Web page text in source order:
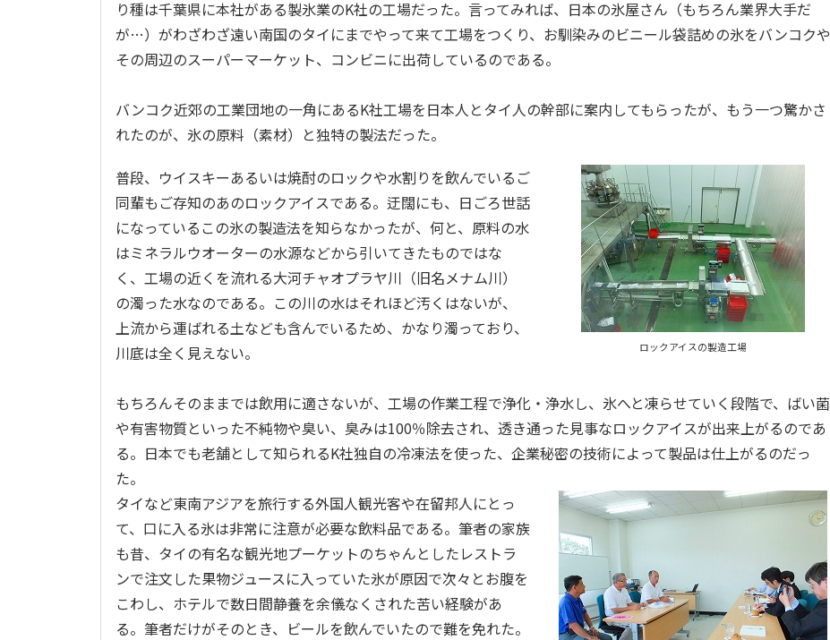
り種は千葉県に本社がある製氷業のK社の工場だった。言ってみれば、日本の氷屋さん（もちろん業界大手だ
が…）がわざわざ遠い南国のタイにまでやって来て工場をつくり、お馴染みのビニール袋詰めの氷をバンコクや
その周辺のスーパーマーケット、コンビニに出荷しているのである。
バンコク近郊の工業団地の一角にあるK社工場を日本人とタイ人の幹部に案内してもらったが、もう一つ驚かさ
れたのが、氷の原料（素材）と独特の製法だった。
ロックアイスの製造工場
普段、ウイスキーあるいは焼酎のロックや水割りを飲んでいるご
同輩もご存知のあのロックアイスである。迂闊にも、日ごろ世話
になっているこの氷の製造法を知らなかったが、何と、原料の水
はミネラルウオーターの水源などから引いてきたものではな
く、工場の近くを流れる大河チャオプラヤ川（旧名メナム川）
の濁った水なのである。この川の水はそれほど汚くはないが、
上流から運ばれる土なども含んでいるため、かなり濁っており、
川底は全く見えない。
もちろんそのままでは飲用に適さないが、工場の作業工程で浄化・浄水し、氷へと凍らせていく段階で、ばい菌
や有害物質といった不純物や臭い、臭みは100％除去され、透き通った見事なロックアイスが出来上がるのであ
る。日本でも老舗として知られるK社独自の冷凍法を使った、企業秘密の技術によって製品は仕上がるのだっ
た。
タイなど東南アジアを旅行する外国人観光客や在留邦人にとっ
て、口に入る氷は非常に注意が必要な飲料品である。筆者の家族
も昔、タイの有名な観光地プーケットのちゃんとしたレストラ
ンで注文した果物ジュースに入っていた氷が原因で次々とお腹を
こわし、ホテルで数日間静養を余儀なくされた苦い経験があ
る。筆者だけがそのとき、ビールを飲んでいたので難を免れた。